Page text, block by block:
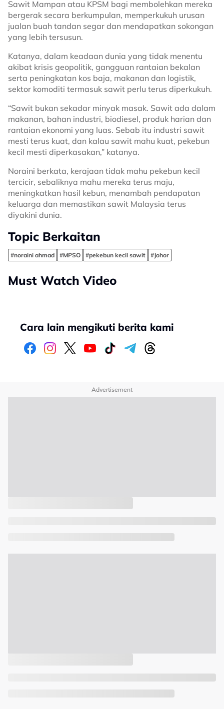
Sawit Mampan atau KPSM bagi membolehkan mereka
bergerak secara berkumpulan, memperkukuh urusan
jualan buah tandan segar dan mendapatkan sokongan
yang lebih tersusun.
Katanya, dalam keadaan dunia yang tidak menentu
akibat krisis geopolitik, gangguan rantaian bekalan
serta peningkatan kos baja, makanan dan logistik,
sektor komoditi termasuk sawit perlu terus diperkukuh.
“Sawit bukan sekadar minyak masak. Sawit ada dalam
makanan, bahan industri, biodiesel, produk harian dan
rantaian ekonomi yang luas. Sebab itu industri sawit
mesti terus kuat, dan kalau sawit mahu kuat, pekebun
kecil mesti diperkasakan,” katanya.
Noraini berkata, kerajaan tidak mahu pekebun kecil
tercicir, sebaliknya mahu mereka terus maju,
meningkatkan hasil kebun, menambah pendapatan
keluarga dan memastikan sawit Malaysia terus
diyakini dunia.
Topic Berkaitan
#noraini ahmad #MPSO #pekebun kecil sawit #Johor
Must Watch Video
Cara lain mengikuti berita kami
Advertisement